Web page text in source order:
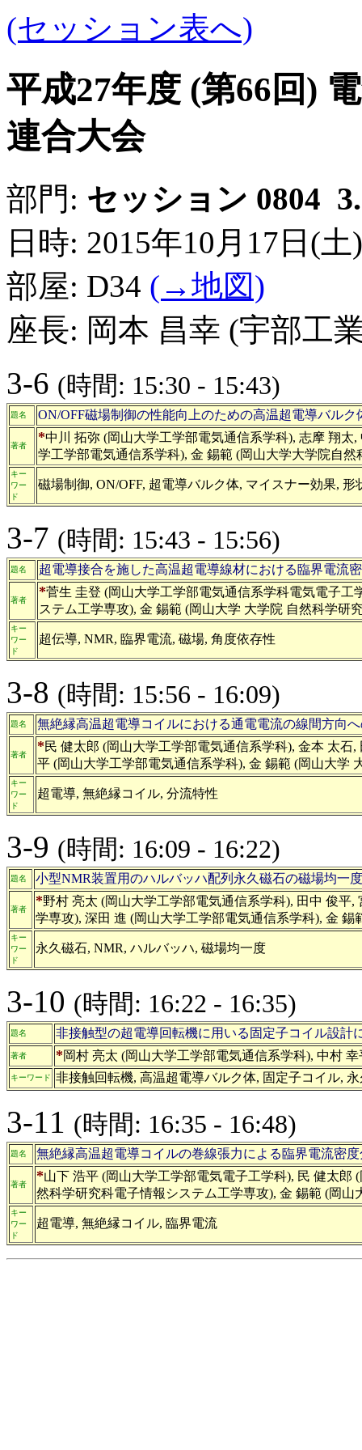
(セッション表へ)
平成27年度 (第66回)
連合大会
部門: セッション 0804
日時: 2015年10月17日(
部屋: D34 (→地図)
座長: 岡本 昌幸 (宇部工
3-6 (時間: 15:30 - 15:43)
題名 ON/OFF磁場制御の性能向上のための高温超電導バル
著者
*中川 拓弥 (岡山大学工学部電気通信系学科), 志摩 翔
学工学部電気通信系学科), 金 錫範 (岡山大学大学院自
キー
ワー
ド
磁場制御, ON/OFF, 超電導バルク体, マイスナー効果, 形
3-7 (時間: 15:43 - 15:56)
題名 超電導接合を施した高温超電導線材における臨界電流
著者
*菅生 圭登 (岡山大学工学部電気通信系学科電気電子
ステム工学専攻), 金 錫範 (岡山大学 大学院 自然科学研
キー
ワー
ド
超伝導, NMR, 臨界電流, 磁場, 角度依存性
3-8 (時間: 15:56 - 16:09)
題名 無絶縁高温超電導コイルにおける通電電流の線間方向
著者
*民 健太郎 (岡山大学工学部電気通信系学科), 金本 太
平 (岡山大学工学部電気通信系学科), 金 錫範 (岡山大学
キー
ワー
ド
超電導, 無絶縁コイル, 分流特性
3-9 (時間: 16:09 - 16:22)
題名 小型NMR装置用のハルバッハ配列永久磁石の磁場均一
著者
*野村 亮太 (岡山大学工学部電気通信系学科), 田中 俊平
学専攻), 深田 進 (岡山大学工学部電気通信系学科), 金
キー
ワー
ド
永久磁石, NMR, ハルバッハ, 磁場均一度
3-10 (時間: 16:22 - 16:35)
題名 非接触型の超電導回転機に用いる固定子コイル設計
著者 *岡村 亮太 (岡山大学工学部電気通信系学科), 中村
キーワード 非接触回転機, 高温超電導バルク体, 固定子コイル,
3-11 (時間: 16:35 - 16:48)
題名 無絶縁高温超電導コイルの巻線張力による臨界電流密
著者
*山下 浩平 (岡山大学工学部電気電子工学科), 民 健太
然科学研究科電子情報システム工学専攻), 金 錫範 (岡
キー
ワー
ド
超電導, 無絶縁コイル, 臨界電流